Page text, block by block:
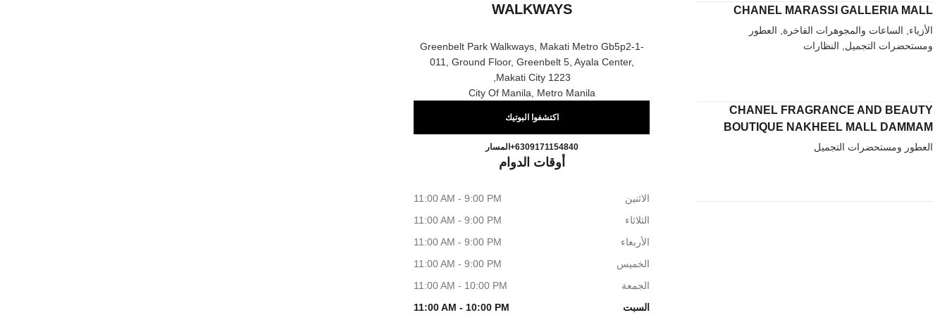
CHANEL MARASSI GALLERIA MALL
الأزياء, الساعات والمجوهرات الفاخرة, العطور
ومستحضرات التجميل, النظارات
CHANEL FRAGRANCE AND BEAUTY
BOUTIQUE NAKHEEL MALL DAMMAM
العطور ومستحضرات التجميل
WALKWAYS
Greenbelt Park Walkways, Makati Metro Gb5p2-1-
011, Ground Floor, Greenbelt 5, Ayala Center,
Makati City 1223,
City Of Manila, Metro Manila
اكتشفوا البوتيك
اتصال
+6309171154840 المسارCHANEL GREENBELT PARK WALKWAYS
أوقات الدوام
الاثنين
11:00 AM - 9:00 PM
الثلاثاء
11:00 AM - 9:00 PM
الأربعاء
11:00 AM - 9:00 PM
الخميس
11:00 AM - 9:00 PM
الجمعة
11:00 AM - 10:00 PM
السبت
11:00 AM - 10:00 PM